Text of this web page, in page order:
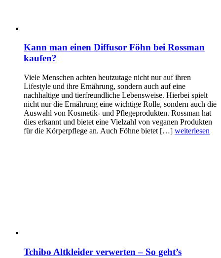
Kann man einen Diffusor Föhn bei Rossman
kaufen?
Viele Menschen achten heutzutage nicht nur auf ihren
Lifestyle und ihre Ernährung, sondern auch auf eine
nachhaltige und tierfreundliche Lebensweise. Hierbei spielt
nicht nur die Ernährung eine wichtige Rolle, sondern auch die
Auswahl von Kosmetik- und Pflegeprodukten. Rossman hat
dies erkannt und bietet eine Vielzahl von veganen Produkten
für die Körperpflege an. Auch Föhne bietet […] weiterlesen
Tchibo Altkleider verwerten – So geht’s